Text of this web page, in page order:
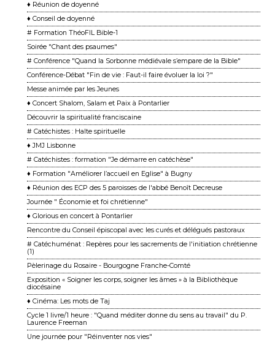
♦ Réunion de doyenné
♦ Conseil de doyenné
# Formation ThéoFIL Bible-1
Soirée "Chant des psaumes"
# Conférence "Quand la Sorbonne médiévale s’empare de la Bible"
Conférence-Débat "Fin de vie : Faut-il faire évoluer la loi ?"
Messe animée par les Jeunes
♦ Concert Shalom, Salam et Paix à Pontarlier
Découvrir la spiritualité franciscaine
# Catéchistes : Halte spirituelle
♦ JMJ Lisbonne
# Catéchistes : formation "Je démarre en catéchèse"
♦ Formation "Améliorer l’accueil en Eglise" à Bugny
♦ Réunion des ECP des 5 paroisses de l'abbé Benoît Decreuse
Journée " Économie et foi chrétienne"
♦ Glorious en concert à Pontarlier
Rencontre du Conseil épiscopal avec les curés et délégués pastoraux
# Catéchuménat : Repères pour les sacrements de l'initiation chrétienne
(1)
Pèlerinage du Rosaire - Bourgogne Franche-Comté
Exposition « Soigner les corps, soigner les âmes » à la Bibliothèque
diocésaine
♦ Cinéma: Les mots de Taj
Cycle 1 livre/1 heure : "Quand méditer donne du sens au travail" du P.
Laurence Freeman
Une journée pour "Réinventer nos vies"